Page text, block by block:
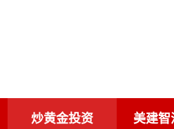
炒黄金投资 美建智